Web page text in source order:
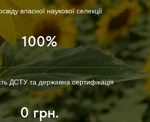
власної наукової селекції
100%
ДСТУ та державна сертифікація
0 грн.